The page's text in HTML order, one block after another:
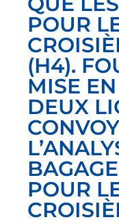
POUR
(H4).
MISE
DEUX
POUR